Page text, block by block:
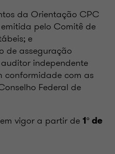
da Orientação CPC
pelo Comitê de
e
de asseguração
independente
conformidade com as
Federal de
vigor a partir de 1° de